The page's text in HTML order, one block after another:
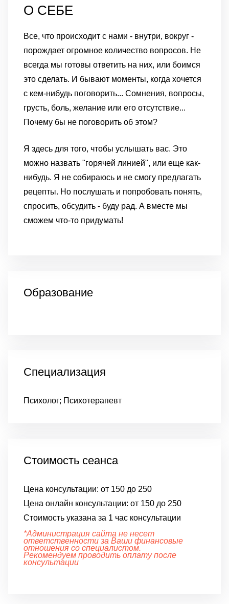
О СЕБЕ
Все, что происходит с нами - внутри, вокруг -
порождает огромное количество вопросов. Не
всегда мы готовы ответить на них, или боимся
это сделать. И бывают моменты, когда хочется
с кем-нибудь поговорить... Сомнения, вопросы,
грусть, боль, желание или его отсутствие...
Почему бы не поговорить об этом?
Я здесь для того, чтобы услышать вас. Это
можно назвать "горячей линией", или еще как-
нибудь. Я не собираюсь и не смогу предлагать
рецепты. Но послушать и попробовать понять,
спросить, обсудить - буду рад. А вместе мы
сможем что-то придумать!
Образование
Специализация
Психолог; Психотерапевт
Стоимость сеанса
Цена консультации: от 150 до 250
Цена онлайн консультации: от 150 до 250
Стоимость указана за 1 час консультации
*Администрация сайта не несет
ответственности за Ваши финансовые
отношения со специалистом.
Рекомендуем проводить оплату после
консультации